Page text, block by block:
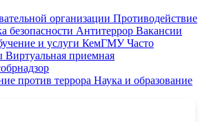
организации Противодействие
безопасности Антитеррор Вакансии
и услуги КемГМУ Часто
Виртуальная приемная
Наука и образование